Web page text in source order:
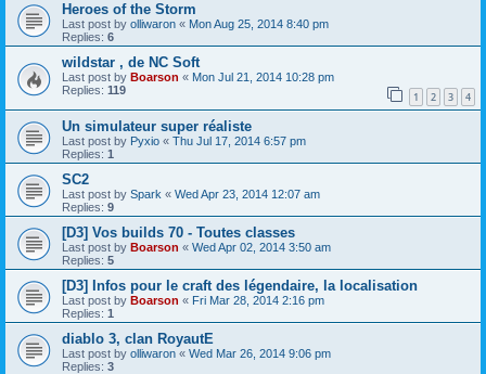
Heroes of the Storm
Last post by olliwaron « Mon Aug 25, 2014 8:40 pm
Replies: 6
wildstar , de NC Soft
Last post by Boarson « Mon Jul 21, 2014 10:28 pm
Replies: 119 1 2 3 4
Un simulateur super réaliste
Last post by Pyxio « Thu Jul 17, 2014 6:57 pm
Replies: 1
SC2
Last post by Spark « Wed Apr 23, 2014 12:07 am
Replies: 9
[D3] Vos builds 70 - Toutes classes
Last post by Boarson « Wed Apr 02, 2014 3:50 am
Replies: 5
[D3] Infos pour le craft des légendaire, la localisation
Last post by Boarson « Fri Mar 28, 2014 2:16 pm
Replies: 1
diablo 3, clan RoyautE
Last post by olliwaron « Wed Mar 26, 2014 9:06 pm
Replies: 3